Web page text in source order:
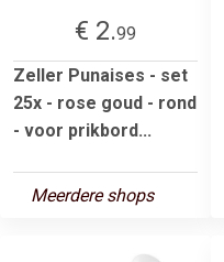
€ 2.99
Zeller Punaises - set
25x - rose goud - rond
- voor prikbord...
Meerdere shops